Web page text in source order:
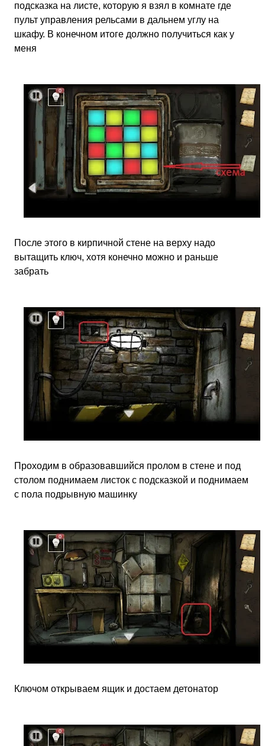
подсказка на листе, которую я взял в комнате где
пульт управления рельсами в дальнем углу на
шкафу. В конечном итоге должно получиться как у
меня
После этого в кирпичной стене на верху надо
вытащить ключ, хотя конечно можно и раньше
забрать
Проходим в образовавшийся пролом в стене и под
столом поднимаем листок с подсказкой и поднимаем
с пола подрывную машинку
Ключом открываем ящик и достаем детонатор